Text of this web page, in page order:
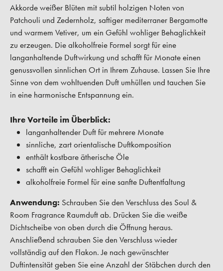
Akkorde weißer Blüten mit subtil holzigen Noten von
Patchouli und Zedernholz, saftiger mediterraner Bergamotte
und warmem Vetiver, um ein Gefühl wohliger Behaglichkeit
zu erzeugen. Die alkoholfreie Formel sorgt für eine
langanhaltende Duftwirkung und schafft für Monate einen
genussvollen sinnlichen Ort in Ihrem Zuhause. Lassen Sie Ihre
Sinne von dem wohltuenden Duft umhüllen und tauchen Sie
in eine harmonische Entspannung ein.
Ihre Vorteile im Überblick:
langanhaltender Duft für mehrere Monate
sinnliche, zart orientalische Duftkomposition
enthält kostbare ätherische Öle
schafft ein Gefühl wohliger Behaglichkeit
alkoholfreie Formel für eine sanfte Duftentfaltung
Anwendung: Schrauben Sie den Verschluss des Soul &
Room Fragrance Raumduft ab. Drücken Sie die weiße
Dichtscheibe von oben durch die Öffnung heraus.
Anschließend schrauben Sie den Verschluss wieder
vollständig auf den Flakon. Je nach gewünschter
Duftintensität geben Sie eine Anzahl der Stäbchen durch den